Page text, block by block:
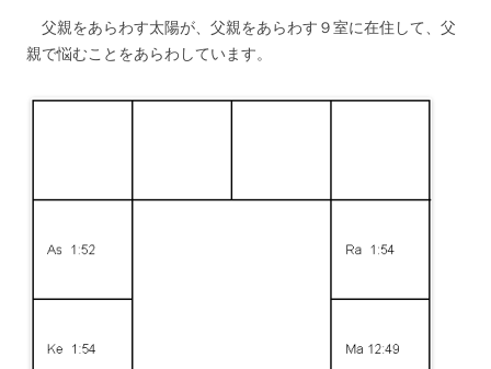
父親をあらわす太陽が、父親をあらわす９室に在住して、父
親で悩むことをあらわしています。